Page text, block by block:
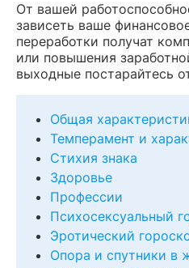
От вашей
зависеть ваше
переработки получат
или повышения
выходные постарайтесь
Общая
Темперамент и
Стихия знака
Здоровье
Профессии
Психосексуальный
Эротический
Опора и спутники в